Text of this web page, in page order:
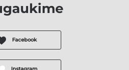
Facebook